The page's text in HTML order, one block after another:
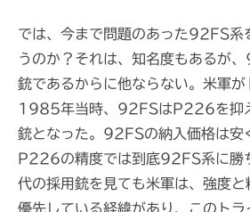
では、今まで問題のあった92FS系
うのか？それは、知名度もあるが
銃であるからに他ならない。米軍が
1985年当時、92FSはP226を抑
銃となった。92FSの納入価格は安
P226の精度では到底92FS系に勝
代の採用銃を見ても米軍は、強度
優先している経緯があり、このト